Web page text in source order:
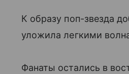
К образу поп-звезда
уложила легкими
Фанаты остались в